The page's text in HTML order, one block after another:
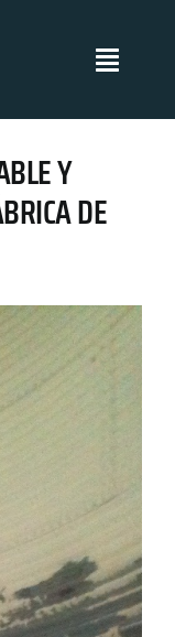
Toggle
Y
DE